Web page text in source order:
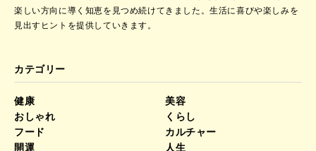
楽しい方向に導く知恵を見つめ続けてきました。生活に喜びや楽しみを
見出すヒントを提供していきます。
カテゴリー
健康
美容
おしゃれ
くらし
フード
カルチャー
開運
人生